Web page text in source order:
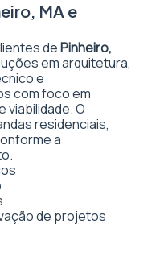
MA e
dePinheiro,
em arquitetura,
e
com foco em
viabilidade. O
residenciais,
a
de projetos